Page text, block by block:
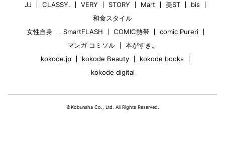
JJ CLASSY. VERY STORY Mart 美ST
bis
和食スタイル
女性自身
SmartFLASH COMIC熱帯
comic Pureri
マンガ コミソル
本がすき。
kokode.jp
kokode Beauty
kokode books
kokode digital
©Kobunsha Co., Ltd. All Rights Reserved.